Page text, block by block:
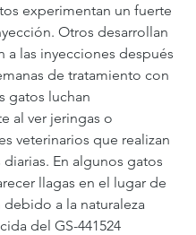
experimentan un fuerte
Otros desarrollan
a las inyecciones después
de tratamiento con
gatos luchan
al ver jeringas o
veterinarios que realizan
En algunos gatos
llagas en el lugar de
debido a la naturaleza
del GS-441524